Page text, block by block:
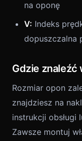
na oponę
V: Indeks
dopuszczalna
Gdzie znaleźć
Rozmiar opon
znajdziesz na
instrukcji obsługi
Zawsze montuj